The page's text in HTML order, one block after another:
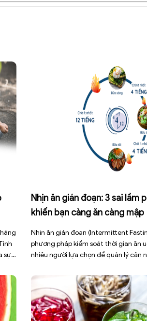
sự
Nhịn ăn gián đoạn: 3 sai lầm
khiến bạn càng ăn càng mập
Nhịn ăn gián đoạn (Intermittent
phương pháp kiểm soát thời gian ăn
nhiều người lựa chọn để quản lý cân
cách không những làm giảm hiệu
còn gây kiệt sức, mất cơ […]